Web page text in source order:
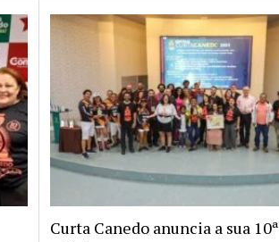
Curta Canedo anuncia a sua 10ª